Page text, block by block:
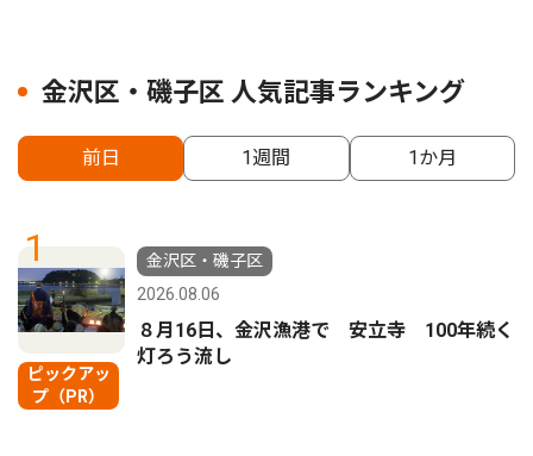
金沢区・磯子区 人気記事ランキング
前日 1週間 1か月
1
ピックアッ
プ（PR）
金沢区・磯子区
2026.08.06
８月16日、金沢漁港で 安立寺 100年続く
灯ろう流し